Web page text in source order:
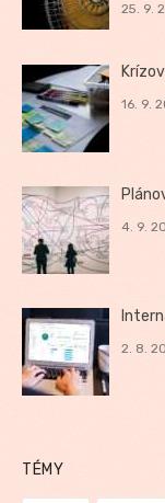
25. 9.
16. 9.
4. 9.
2. 8.
TÉMY